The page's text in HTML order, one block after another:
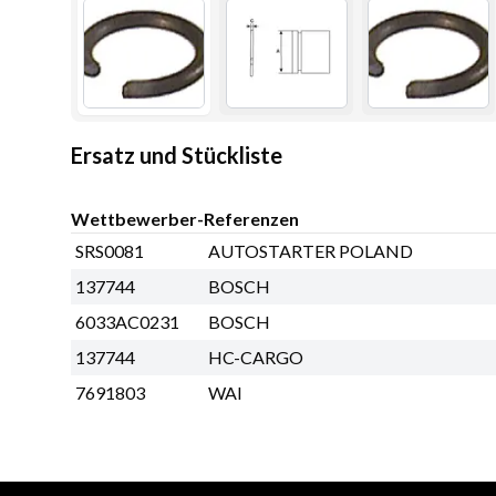
Ersatz und Stückliste
Wettbewerber-Referenzen
SRS0081
AUTOSTARTER POLAND
137744
BOSCH
6033AC0231
BOSCH
137744
HC-CARGO
7691803
WAI